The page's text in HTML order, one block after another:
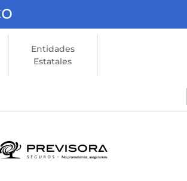
principal
Entidades
Estatales